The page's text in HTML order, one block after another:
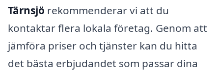
Tärnsjö rekommenderar vi att du
kontaktar flera lokala företag. Genom att
jämföra priser och tjänster kan du hitta
det bästa erbjudandet som passar dina